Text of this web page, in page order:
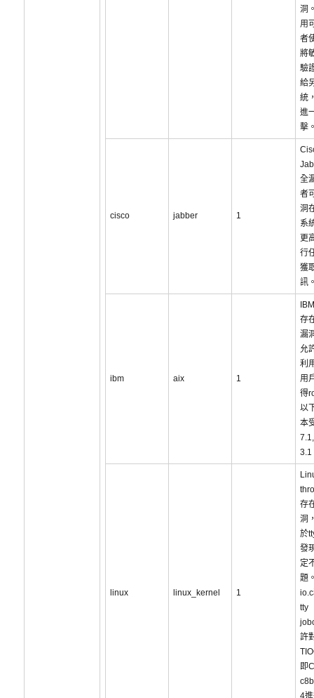
洞
用
者
將
驗
給
統
進
擊
cisco jabber 1
全
者
洞
系
更
行
獲
訊
ibm aix 1
存
漏
允
利
用
得
以
本
3.1
linux linux_kernel 1
存
洞
於
發
定
題
tty
許
即
4